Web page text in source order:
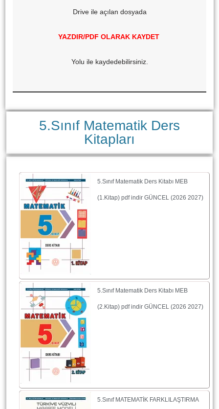
Drive ile açılan dosyada
YAZDIR/PDF OLARAK KAYDET
Yolu ile kaydedebilirsiniz.
5.Sınıf Matematik Ders
Kitapları
5.Sınıf Matematik Ders Kitabı MEB
(1.Kitap) pdf indir GÜNCEL (2026 2027)
5.Sınıf Matematik Ders Kitabı MEB
(2.Kitap) pdf indir GÜNCEL (2026 2027)
5.Sınıf MATEMATİK FARKLILAŞTIRMA